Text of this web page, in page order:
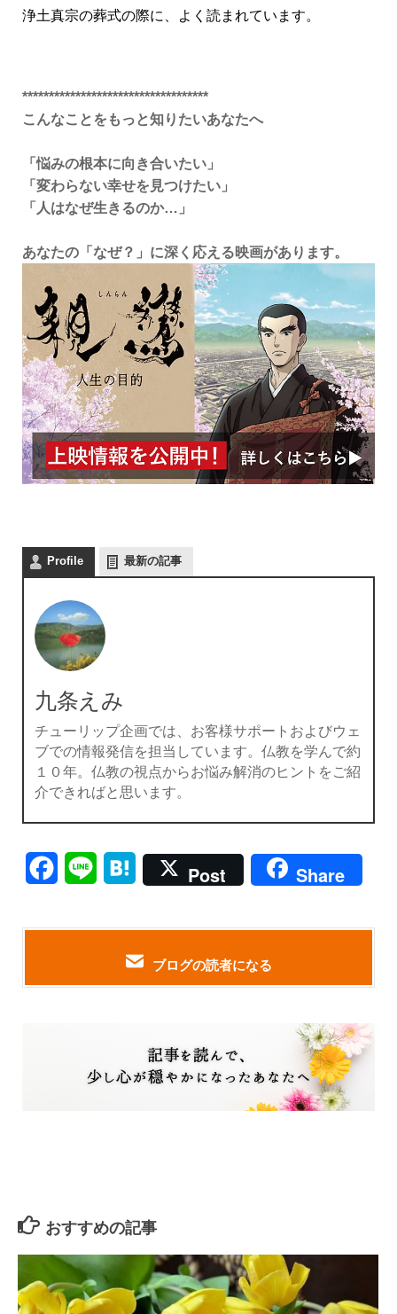
浄土真宗の葬式の際に、よく読まれています。
***********************************
こんなことをもっと知りたいあなたへ
「悩みの根本に向き合いたい」
「変わらない幸せを見つけたい」
「人はなぜ生きるのか…」
あなたの「なぜ？」に深く応える映画があります。
Profile 最新の記事
九条えみ
チューリップ企画では、お客様サポートおよびウェ
ブでの情報発信を担当しています。仏教を学んで約
１０年。仏教の視点からお悩み解消のヒントをご紹
介できればと思います。
Facebook
Line Hatena
Post Share
ブログの読者になる
おすすめの記事